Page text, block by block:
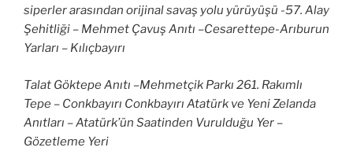
siperler arasından orijinal savaş yolu yürüyüşü -57. Alay
Şehitliği – Mehmet Çavuş Anıtı –Cesarettepe-Arıburun
Yarları – Kılıçbayırı
Talat Göktepe Anıtı –Mehmetçik Parkı 261. Rakımlı
Tepe – Conkbayırı Conkbayırı Atatürk ve Yeni Zelanda
Anıtları – Atatürk’ün Saatinden Vurulduğu Yer –
Gözetleme Yeri